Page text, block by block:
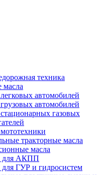
техника
автомобилей
автомобилей
газовых
тракторные масла
масла
для АКПП
ГУР и гидросистем